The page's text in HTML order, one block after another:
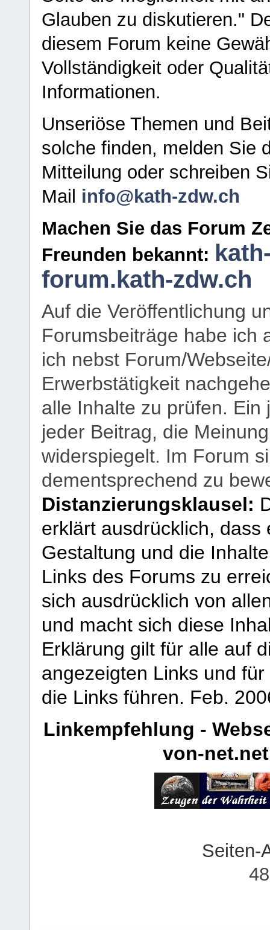
Glauben zu diskutieren."
diesem Forum keine
Vollständigkeit oder
Informationen.
Unseriöse Themen und
solche finden, melden Sie
Mitteilung oder schreiben
Mail info@kath-zdw.ch
Machen Sie das Forum
Freunden bekannt:
forum.kath-zdw.ch
Auf die Veröffentlichung
Forumsbeiträge habe ich
ich nebst Forum/
Erwerbstätigkeit
alle Inhalte zu prüfen.
jeder Beitrag, die
widerspiegelt. Im Forum
dementsprechend zu
Distanzierungsklausel:
erklärt ausdrücklich,
Gestaltung und die
Links des Forums zu
sich ausdrücklich von
und macht sich diese
Erklärung gilt für alle auf
angezeigten Links und
die Links führen. Feb.
Linkempfehlung -
von-net.net
Seiten-